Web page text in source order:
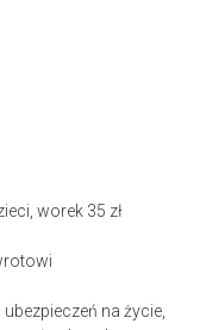
worek 35 zł
na życie,